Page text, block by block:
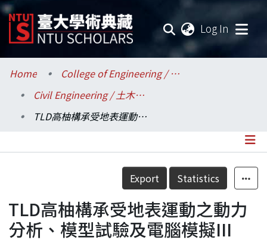
Log In
Communities & Collections
Research Outputs
Statistics
Home
College of Engineering / 工學院
Civil Engineering / 土木工程學系
TLD高柚構承受地表運動之動力分析、模型試驗及電腦模擬III
Details
Export Statistics
TLD高柚構承受地表運動之動力
分析、模型試驗及電腦模擬III